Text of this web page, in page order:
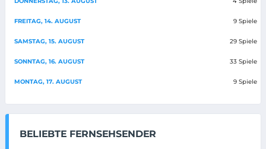
FREITAG, 14. AUGUST 9 Spiele
SAMSTAG, 15. AUGUST 29 Spiele
SONNTAG, 16. AUGUST 33 Spiele
MONTAG, 17. AUGUST 9 Spiele
BELIEBTE FERNSEHSENDER